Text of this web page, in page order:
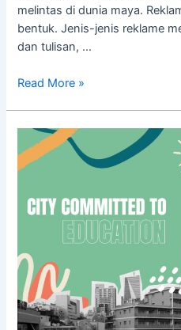
melintas di dunia maya.
bentuk. Jenis-jenis reklame
dan tulisan, …
Read More »
Contoh
Reklame
Non